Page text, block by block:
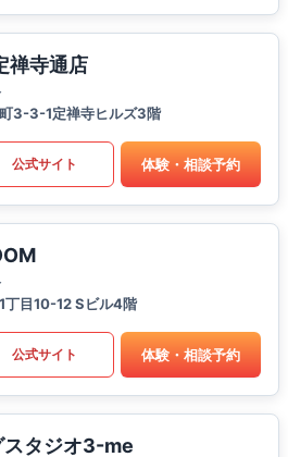
禅寺通店
3-3-1定禅寺ヒルズ3階
公式サイト 体験・相談予約
丁目10-12 Sビル4階
公式サイト 体験・相談予約
スタジオ3-me